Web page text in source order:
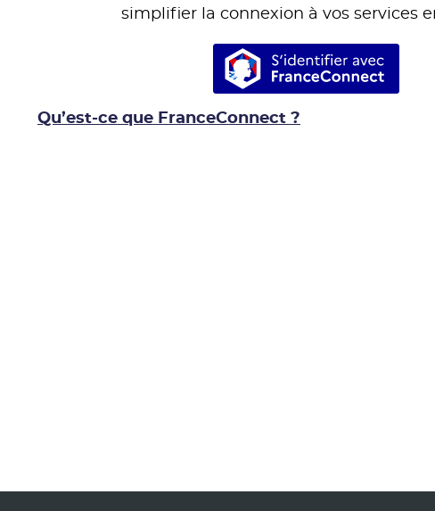
simplifier la connexion à vos services
S’identifier
Qu’est-ce que FranceConnect ?